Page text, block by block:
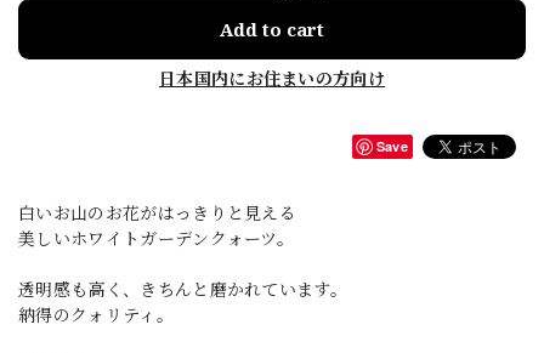
Add to cart
日本国内にお住まいの方向け
Save
白いお山のお花がはっきりと見える
美しいホワイトガーデンクォーツ。
透明感も高く、きちんと磨かれています。
納得のクォリティ。